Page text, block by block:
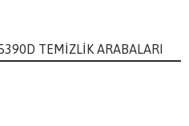
TEMİZLİK ARABALARI